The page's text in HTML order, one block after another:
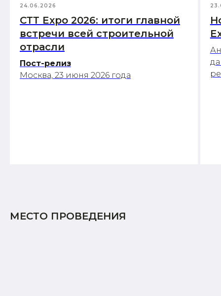
24.06.2026
СТТ Expo 2026: итоги главной
встречи всей строительной
отрасли
Пост-релиз
Москва, 23 июня 2026 года
МЕСТО ПРОВЕДЕНИЯ